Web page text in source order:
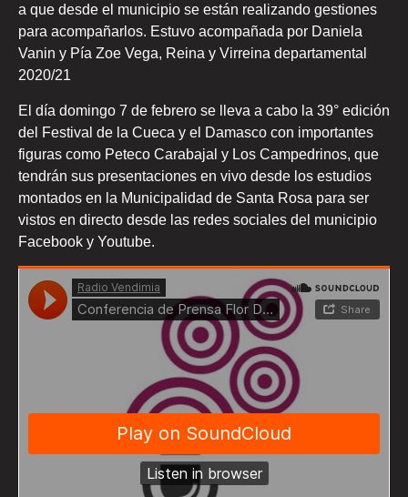
a que desde el municipio se están realizando gestiones
para acompañarlos. Estuvo acompañada por Daniela
Vanin y Pía Zoe Vega, Reina y Virreina departamental
2020/21
El día domingo 7 de febrero se lleva a cabo la 39° edición
del Festival de la Cueca y el Damasco con importantes
figuras como Peteco Carabajal y Los Campedrinos, que
tendrán sus presentaciones en vivo desde los estudios
montados en la Municipalidad de Santa Rosa para ser
vistos en directo desde las redes sociales del municipio
Facebook y Youtube.